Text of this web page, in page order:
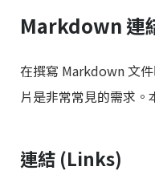
Markdown 連
在撰寫 Markdown 文
片是非常常見的需求。
連結 (Links)